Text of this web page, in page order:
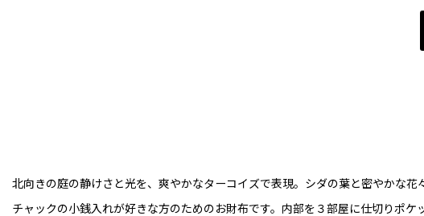
北向きの庭の静けさと光を、爽やかなターコイズで表現。シダの葉と密やかな花
チャックの小銭入れが好きな方のためのお財布です。内部を３部屋に仕切りポ